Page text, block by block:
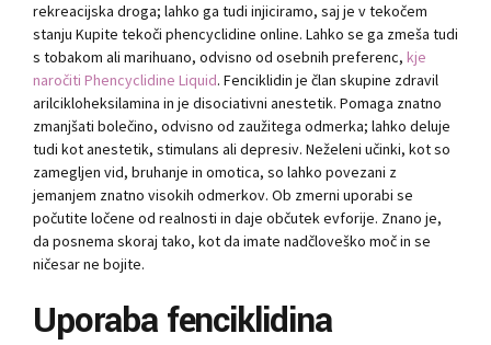
rekreacijska droga; lahko ga tudi injiciramo, saj je v tekočem
stanju Kupite tekoči phencyclidine online. Lahko se ga zmeša tudi
s tobakom ali marihuano, odvisno od osebnih preferenc, kje
naročiti Phencyclidine Liquid. Fenciklidin je član skupine zdravil
arilcikloheksilamina in je disociativni anestetik. Pomaga znatno
zmanjšati bolečino, odvisno od zaužitega odmerka; lahko deluje
tudi kot anestetik, stimulans ali depresiv. Neželeni učinki, kot so
zamegljen vid, bruhanje in omotica, so lahko povezani z
jemanjem znatno visokih odmerkov. Ob zmerni uporabi se
počutite ločene od realnosti in daje občutek evforije. Znano je,
da posnema skoraj tako, kot da imate nadčloveško moč in se
ničesar ne bojite.
Uporaba fenciklidina